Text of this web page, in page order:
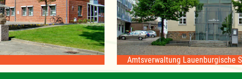
Amtsverwaltung Lauenburgische